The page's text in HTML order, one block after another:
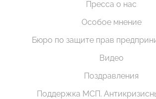
Пресса о нас
Особое мнение
Бюро по защите прав
Видео
Поздравления
Поддержка МСП.